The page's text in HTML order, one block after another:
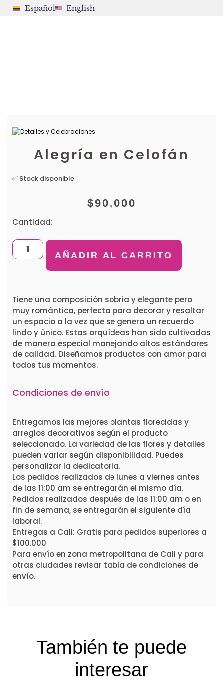
Español English
Alegría en Celofán
✅ Stock disponible
$90,000
Cantidad:
AÑADIR AL CARRITO
Tiene una composición sobria y elegante pero
muy romántica, perfecta para decorar y resaltar
un espacio a la vez que se genera un recuerdo
lindo y único. Estas orquídeas han sido cultivadas
de manera especial manejando altos estándares
de calidad. Diseñamos productos con amor para
todos tus momentos.
Condiciones de envío
Entregamos las mejores plantas florecidas y
arreglos decorativos según el producto
seleccionado. La variedad de las flores y detalles
pueden variar según disponibilidad. Puedes
personalizar la dedicatoria.
Los pedidos realizados de lunes a viernes antes
de las 11:00 am se entregarán el mismo día.
Pedidos realizados después de las 11:00 am o en
fin de semana, se entregarán el siguiente día
laboral.
Entregas a Cali: Gratis para pedidos superiores a
$100.000
Para envío en zona metropolitana de Cali y para
otras ciudades revisar tabla de condiciones de
envío.
También te puede
interesar